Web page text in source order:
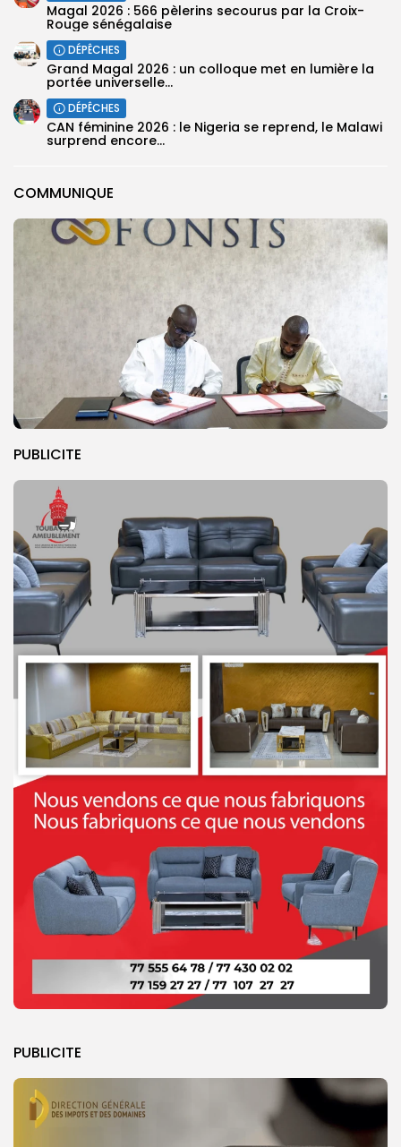
COMMUNIQUE
PUBLICITE
PUBLICITE
Magal 2026 : 566 pèlerins secourus par la Croix-
Rouge sénégalaise
DÉPÊCHES
Grand Magal 2026 : un colloque met en lumière la
portée universelle...
DÉPÊCHES
‎CAN féminine 2026 : le Nigeria se reprend, le Malawi
surprend encore...